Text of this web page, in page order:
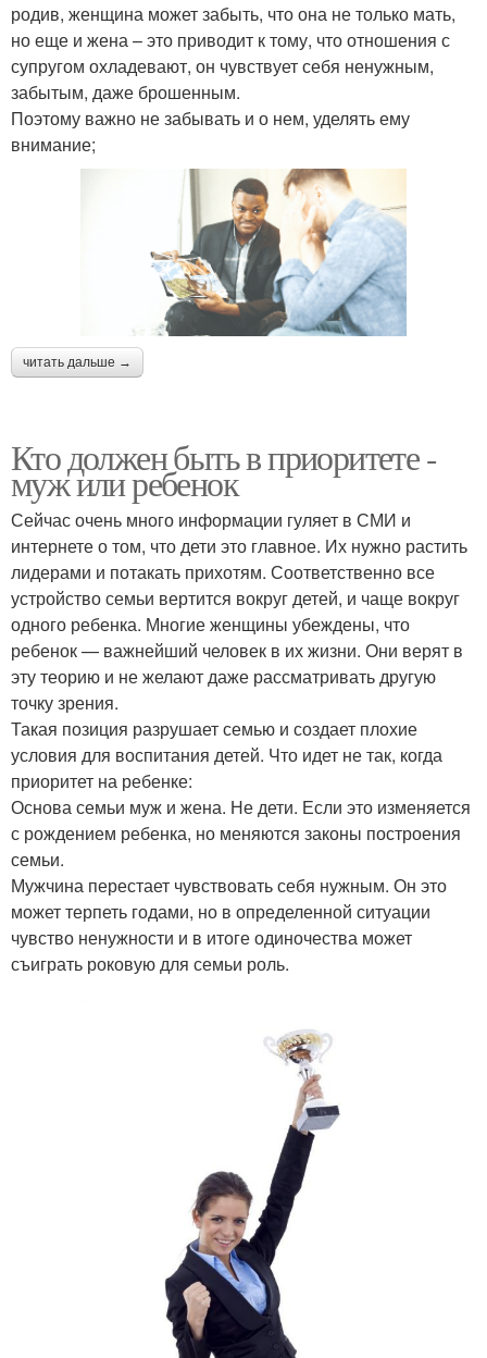
родив, женщина может забыть, что она не только мать,
но еще и жена – это приводит к тому, что отношения с
супругом охладевают, он чувствует себя ненужным,
забытым, даже брошенным.
Поэтому важно не забывать и о нем, уделять ему
внимание;
читать дальше →
Кто должен быть в приоритете -
муж или ребенок
Сейчас очень много информации гуляет в СМИ и
интернете о том, что дети это главное. Их нужно растить
лидерами и потакать прихотям. Соответственно все
устройство семьи вертится вокруг детей, и чаще вокруг
одного ребенка. Многие женщины убеждены, что
ребенок — важнейший человек в их жизни. Они верят в
эту теорию и не желают даже рассматривать другую
точку зрения.
Такая позиция разрушает семью и создает плохие
условия для воспитания детей. Что идет не так, когда
приоритет на ребенке:
Основа семьи муж и жена. Не дети. Если это изменяется
с рождением ребенка, но меняются законы построения
семьи.
Мужчина перестает чувствовать себя нужным. Он это
может терпеть годами, но в определенной ситуации
чувство ненужности и в итоге одиночества может
съиграть роковую для семьи роль.